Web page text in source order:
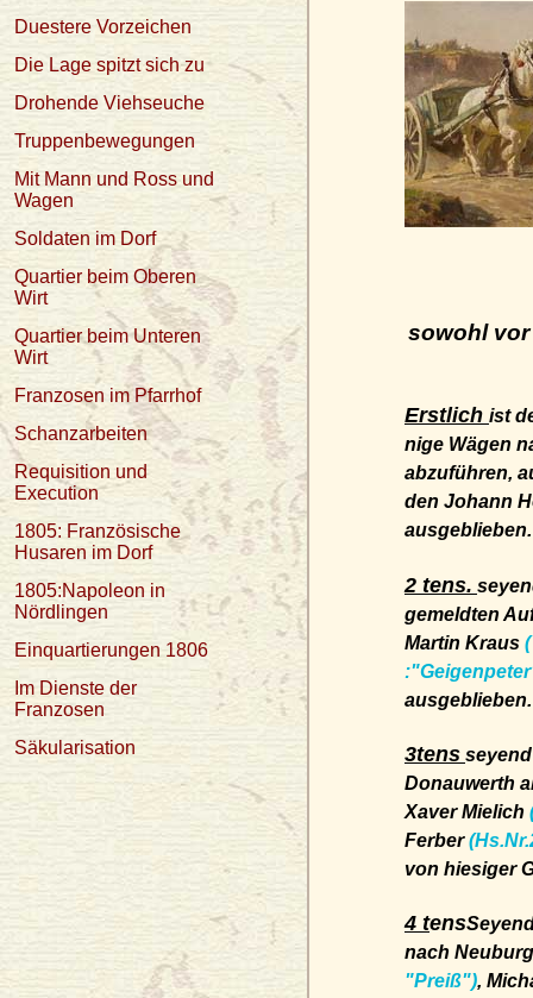
sowohl
Erstlich ist
nige Wägen
abzuführen,
den Johann
ausgeblieben.
2 tens.
gemeldten
Martin Kraus
ausgeblieben.
3tens
Donauwerth
Xaver Mielich
Ferber
von hiesiger
4 tens
nach
"Preiß"),
Duestere Vorzeichen
Die Lage spitzt sich zu
Drohende Viehseuche
Truppenbewegungen
Mit Mann und Ross und
Wagen
Soldaten im Dorf
Quartier beim Oberen
Wirt
Quartier beim Unteren
Wirt
Franzosen im Pfarrhof
Schanzarbeiten
Requisition und
Execution
1805: Französische
Husaren im Dorf
1805:Napoleon in
Nördlingen
Einquartierungen 1806
Im Dienste der
Franzosen
Säkularisation